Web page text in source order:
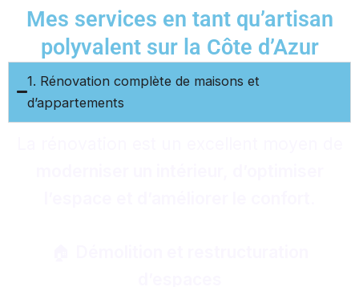
Mes services en tant qu’artisan
polyvalent sur la Côte d’Azur
1. Rénovation complète de maisons et
d’appartements